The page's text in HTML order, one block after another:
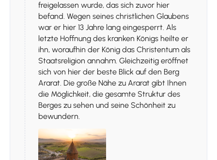
freigelassen wurde, das sich zuvor hier
befand. Wegen seines christlichen Glaubens
war er hier 13 Jahre lang eingesperrt. Als
letzte Hoffnung des kranken Königs heilte er
ihn, woraufhin der König das Christentum als
Staatsreligion annahm. Gleichzeitig eröffnet
sich von hier der beste Blick auf den Berg
Ararat. Die große Nähe zu Ararat gibt Ihnen
die Möglichkeit, die gesamte Struktur des
Berges zu sehen und seine Schönheit zu
bewundern.